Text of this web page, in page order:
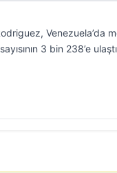
Venezuela’da
3 bin 238’e